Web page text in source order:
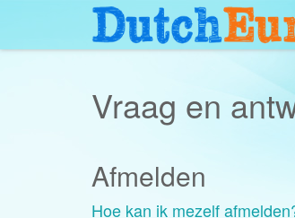
Vraag en
Afmelden
Hoe kan ik mezelf